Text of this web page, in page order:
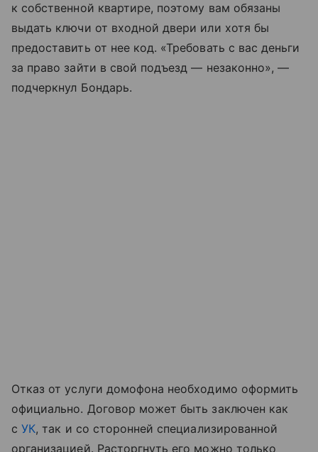
к собственной квартире, поэтому вам обязаны
выдать ключи от входной двери или хотя бы
предоставить от нее код. «Требовать с вас деньги
за право зайти в свой подъезд — незаконно», —
подчеркнул Бондарь.
Отказ от услуги домофона необходимо оформить
официально. Договор может быть заключен как
сУК, так и со сторонней специализированной
организацией. Расторгнуть его можно только